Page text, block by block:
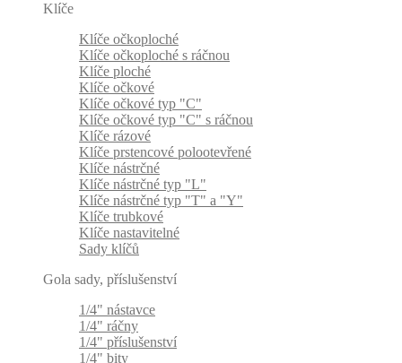
Klíče
Klíče očkoploché
Klíče očkoploché s ráčnou
Klíče ploché
Klíče očkové
Klíče očkové typ "C"
Klíče očkové typ "C" s ráčnou
Klíče rázové
Klíče prstencové polootevřené
Klíče nástrčné
Klíče nástrčné typ "L"
Klíče nástrčné typ "T" a "Y"
Klíče trubkové
Klíče nastavitelné
Sady klíčů
Gola sady, příslušenství
1/4" nástavce
1/4" ráčny
1/4" příslušenství
1/4" bity